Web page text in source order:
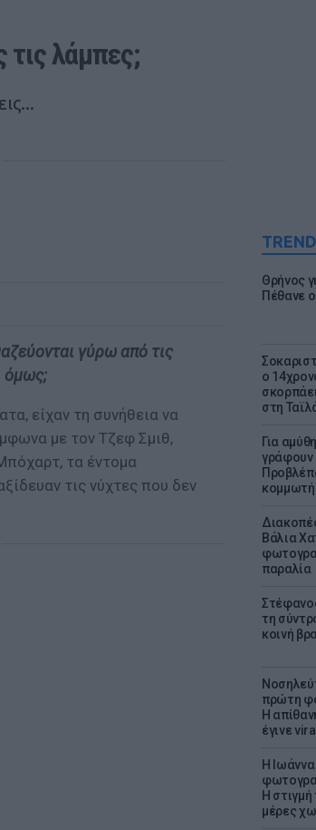
Θρήνος
Πέθανε
ο
στη
Για
γράφουν
Βάλια
παραλία
τη
κοινή
πρώτη
Η
έγινε viral
H
Η
μέρες
τις λάμπες;
γύρω από τις
όμως;
είχαν τη συνήθεια να
με τον Τζεφ Σμιθ,
τα έντομα
τις νύχτες που δεν